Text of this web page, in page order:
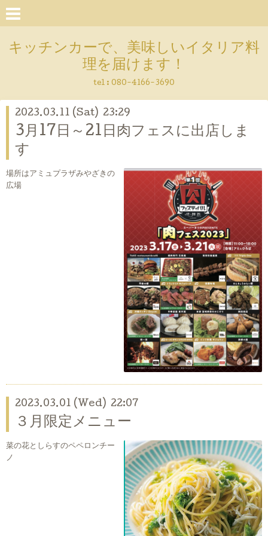
キッチンカーで、美味しいイタリア料
理を届けます！
tel : 080-4166-3690
2023.03.11 (Sat) 23:29
3月17日～21日肉フェスに出店しま
す
場所はアミュプラザみやざきの
広場
2023.03.01 (Wed) 22:07
３月限定メニュー
菜の花としらすのペペロンチー
ノ